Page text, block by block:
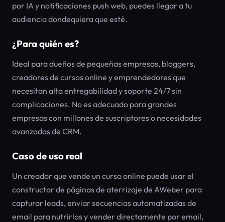
por IA y notificaciones push web, puedes llegar a tu
audiencia dondequiera que esté.
¿Para quién es?
Ideal para dueños de pequeñas empresas, bloggers,
creadores de cursos online y emprendedores que
necesitan alta entregabilidad y soporte 24/7 sin
complicaciones. No es adecuado para grandes
empresas con millones de suscriptores o necesidades
avanzadas de CRM.
Caso de uso real
Un creador que vende un curso online puede usar el
constructor de páginas de aterrizaje de AWeber para
capturar leads, enviar secuencias automatizadas de
email para nutrirlos y vender directamente por email,